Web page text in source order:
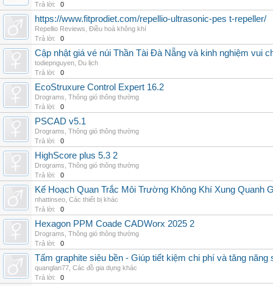
Trả lời:
0
https://www.fitprodiet.com/repellio-ultrasonic-pes t-repeller/
Repellio Reviews Điều hoà không khí
Trả lời:
0
Cập nhật giá vé núi Thần Tài Đà Nẵng và kinh nghiệm vui
todiepnguyen Du lịch
Trả lời:
0
EcoStruxure Control Expert 16.2
Drograms Thông gió thông thường
Trả lời:
0
PSCAD v5.1
Drograms Thông gió thông thường
Trả lời:
0
HighScore plus 5.3 2
Drograms Thông gió thông thường
Trả lời:
0
Kế Hoạch Quan Trắc Môi Trường Không Khí Xung Quanh
nhattinseo Các thiết bị khác
Trả lời:
0
Hexagon PPM Coade CADWorx 2025 2
Drograms Thông gió thông thường
Trả lời:
0
Tấm graphite siêu bền - Giúp tiết kiệm chi phí và tăng năng
quanglan77 Các đồ gia dụng khác
Trả lời:
0